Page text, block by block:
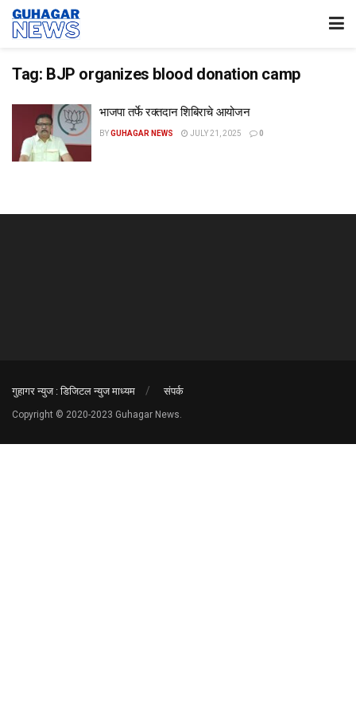
Tag: BJP organizes blood donation camp
भाजपा तर्फे रक्तदान शिबिराचे आयोजन
BYGUHAGAR NEWS JULY 21, 2025 0
गुहागर न्युज : डिजिटल न्युज माध्यम संपर्क
Copyright © 2020-2023 Guhagar News.